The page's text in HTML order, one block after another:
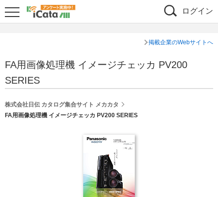
ログイン
掲載企業のWebサイトへ
FA用画像処理機 イメージチェッカ PV200
SERIES
株式会社日伝 カタログ集合サイト メカカタ
FA用画像処理機 イメージチェッカ PV200 SERIES